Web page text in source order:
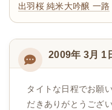
出羽桜 純米大吟醸 一路
2009年 3月 1
タイトな日程でお願
だきありがとうござい